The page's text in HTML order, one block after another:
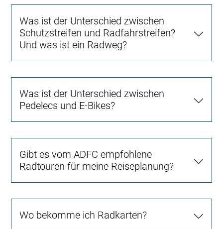
Was ist der Unterschied zwischen
Schutzstreifen und Radfahrstreifen?
Und was ist ein Radweg?
Was ist der Unterschied zwischen
Pedelecs und E-Bikes?
Gibt es vom ADFC empfohlene
Radtouren für meine Reiseplanung?
Wo bekomme ich Radkarten?